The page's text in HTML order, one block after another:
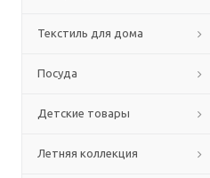
Текстиль для дома
Посуда
Детские товары
Летняя коллекция